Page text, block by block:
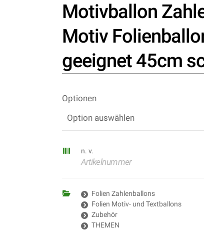
Motivballon
Motiv
geeignet 45cm
Optionen
n. v.
Artikelnummer
Folien Zahlenballons
Folien Motiv- und Textballons
Zubehör
THEMEN